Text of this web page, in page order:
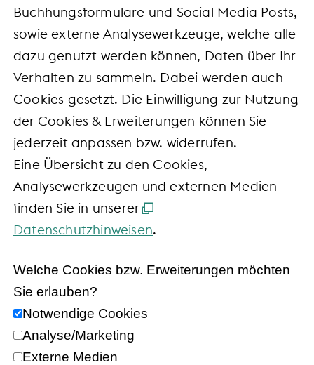
Buchhungsformulare und Social Media Posts,
sowie externe Analysewerkzeuge, welche alle
dazu genutzt werden können, Daten über Ihr
Verhalten zu sammeln. Dabei werden auch
Cookies gesetzt. Die Einwilligung zur Nutzung
der Cookies & Erweiterungen können Sie
jederzeit anpassen bzw. widerrufen.
Eine Übersicht zu den Cookies,
Analysewerkzeugen und externen Medien
finden Sie in unserer
Datenschutzhinweisen.
Welche Cookies bzw. Erweiterungen möchten
Sie erlauben?
Notwendige Cookies
Analyse/Marketing
Externe Medien